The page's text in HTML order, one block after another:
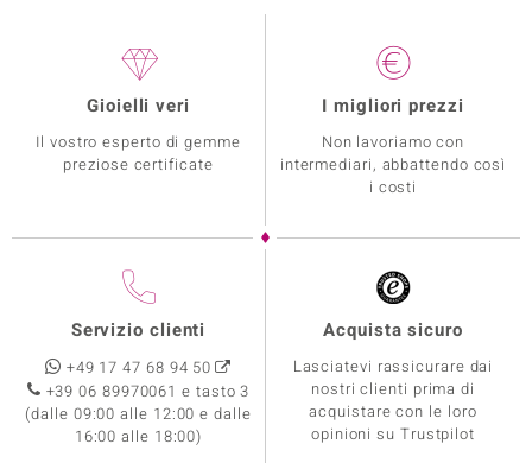
Gioielli veri
Il vostro esperto di gemme
preziose certificate
I migliori prezzi
Non lavoriamo con
intermediari, abbattendo così
i costi
Servizio clienti
+49 17 47 68 94 50
+39 06 89970061 e tasto 3
(dalle 09:00 alle 12:00 e dalle
16:00 alle 18:00)
Acquista sicuro
Lasciatevi rassicurare dai
nostri clienti prima di
acquistare con le loro
opinioni su Trustpilot